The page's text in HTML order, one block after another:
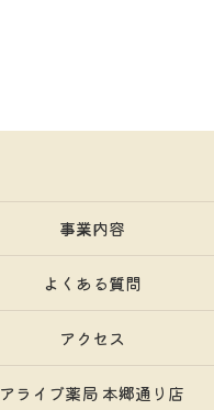
事業内容
よくある質問
アクセス
アライブ薬局 本郷通り店